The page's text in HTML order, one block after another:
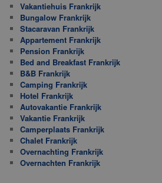
Vakantiehuis Frankrijk
Bungalow Frankrijk
Stacaravan Frankrijk
Appartement Frankrijk
Pension Frankrijk
Bed and Breakfast Frankrijk
B&B Frankrijk
Camping Frankrijk
Hotel Frankrijk
Autovakantie Frankrijk
Vakantie Frankrijk
Camperplaats Frankrijk
Chalet Frankrijk
Overnachting Frankrijk
Overnachten Frankrijk